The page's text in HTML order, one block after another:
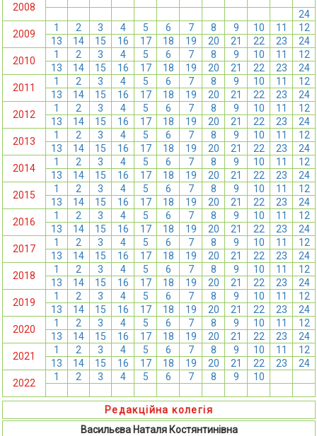
2008
24
2009
1 2 3 4 5 6 7 8 9 10 11
12
13
14 15 16 17 18 19 20 21 22 23
24
2010
1 2 3 4 5 6 7 8 9 10 11
12
13
14 15 16 17 18 19 20 21 22 23
24
2011
1 2 3 4 5 6 7 8 9 10 11
12
13
14 15 16 17 18 19 20 21 22 23
24
2012
1 2 3 4 5 6 7 8 9 10 11
12
13
14 15 16 17 18 19 20 21 22 23
24
2013
1 2 3 4 5 6 7 8 9 10 11
12
13
14 15 16 17 18 19 20 21 22 23
24
2014
1 2 3 4 5 6 7 8 9 10 11
12
13
14 15 16 17 18 19 20 21 22 23
24
2015
1 2 3 4 5 6 7 8 9 10 11
12
13
14 15 16 17 18 19 20 21 22 23
24
2016
1 2 3 4 5 6 7 8 9 10 11
12
13
14 15 16 17 18 19 20 21 22 23
24
2017
1 2 3 4 5 6 7 8 9 10 11
12
13
14 15 16 17 18 19 20 21 22 23
24
2018
1 2 3 4 5 6 7 8 9 10 11
12
13
14 15 16 17 18 19 20 21 22 23
24
2019
1 2 3 4 5 6 7 8 9 10 11
12
13
14 15 16 17 18 19 20 21 22 23
24
2020
1 2 3 4 5 6 7 8 9 10 11
12
13
14 15 16 17 18 19 20 21 22 23
24
2021
1 2 3 4 5 6 7 8 9 10 11
12
13
14 15 16 17 18 19 20 21 22 23
24
2022
1 2 3 4 5 6 7 8 9 10
Редакційна колегія
Васильєва Наталя Костянтинівна